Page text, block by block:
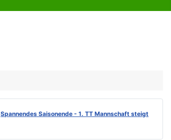
Spannendes Saisonende - 1. TT Mannschaft steigt